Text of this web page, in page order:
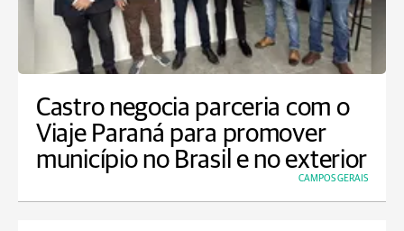
Castro negocia parceria com o
Viaje Paraná para promover
município no Brasil e no exterior
CAMPOS GERAIS